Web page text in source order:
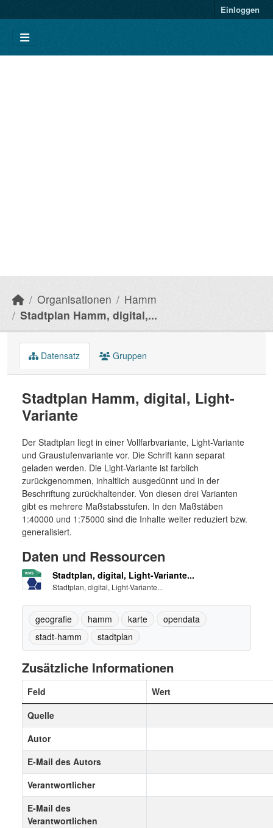
Einloggen
Organisationen
Hamm
Stadtplan Hamm, digital,...
Datensatz Gruppen
Stadtplan Hamm, digital, Light-
Variante
Der Stadtplan liegt in einer Vollfarbvariante, Light-Variante
und Graustufenvariante vor. Die Schrift kann separat
geladen werden. Die Light-Variante ist farblich
zurückgenommen, inhaltlich ausgedünnt und in der
Beschriftung zurückhaltender. Von diesen drei Varianten
gibt es mehrere Maßstabsstufen. In den Maßstäben
1:40000 und 1:75000 sind die Inhalte weiter reduziert bzw.
generalisiert.
Daten und Ressourcen
Stadtplan, digital, Light-Variante...
Stadtplan, digital, Light-Variante...
geografie hamm karte
opendata
stadt-hamm
stadtplan
Zusätzliche Informationen
Feld
Wert
Quelle
Autor
E-Mail des Autors
Verantwortlicher
E-Mail des
Verantwortlichen